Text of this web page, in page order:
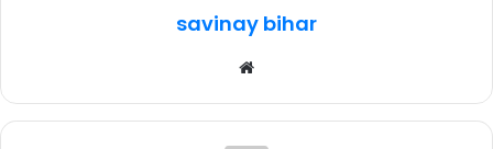
savinay bihar